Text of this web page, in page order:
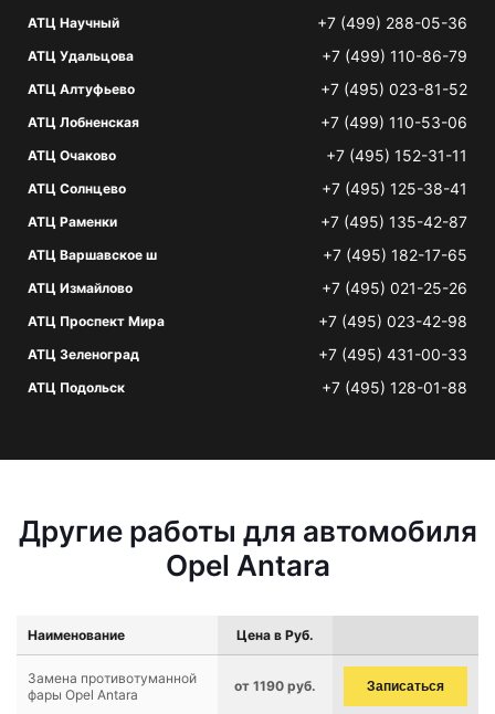
АТЦ Научный +7 (499) 288-05-36
АТЦ Удальцова +7 (499) 110-86-79
АТЦ Алтуфьево +7 (495) 023-81-52
АТЦ Лобненская +7 (499) 110-53-06
АТЦ Очаково +7 (495) 152-31-11
АТЦ Солнцево +7 (495) 125-38-41
АТЦ Раменки +7 (495) 135-42-87
АТЦ Варшавское ш +7 (495) 182-17-65
АТЦ Измайлово +7 (495) 021-25-26
АТЦ Проспект Мира +7 (495) 023-42-98
АТЦ Зеленоград +7 (495) 431-00-33
АТЦ Подольск +7 (495) 128-01-88
Другие работы для автомобиля
Opel Antara
Наименование Цена в Руб.
Замена противотуманной
фары Opel Antara
от 1190 руб. Записаться